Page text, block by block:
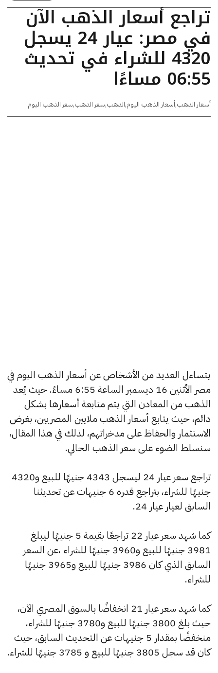
تراجع أسعار الذهب الآن
في مصر: عيار 24 يسجل
4320 للشراء في تحديث
06:55 مساءًا
أسعار الذهب,أسعار الذهب اليوم,الذهب,سعر الذهب,سعر الذهب اليوم
يتساءل العديد من الأشخاص عن أسعار الذهب اليوم في
مصر الأثنين 16 ديسمبر الساعة 6:55 مساءً. حيث يُعد
الذهب من المعادن التي يتم متابعة أسعارها بشكل
دائم، حيث يتابع أسعار الذهب ملايين المصريين، بغرض
الاستثمار والحفاظ على مدخراتهم، لذلك في هذا المقال،
سنسلط الضوء على سعر الذهب الحالي.
تراجع سعر عيار 24 ليسجل 4343 جنيهًا للبيع و4320
جنيهًا للشراء، بتراجع قدره 6 جنيهات عن تحديثنا
السابق لعيار عيار 24.
كما شهد سعر عيار 22 تراجعًا بقيمة 5 جنيهًا ليبلغ
3981 جنيهًا للبيع و3960 جنيهًا للشراء ،عن السعر
السابق الذي كان 3986 جنيهًا للبيع و3965 جنيهًا
للشراء.
كما شهد سعر عيار 21 انخفاضًا بالسوق المصري الآن،
حيث بلغ 3800 جنيهًا للبيع و3780 جنيهًا للشراء،
منخفضًا بمقدار 5 جنيهات عن التحديث السابق، حيث
كان قد سجل 3805 جنيهًا للبيع و 3785 جنيهًا للشراء.